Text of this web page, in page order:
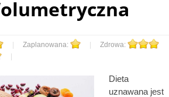
| Zaplanowana: |
Zdrowa:
|
Dieta
uznawana jest